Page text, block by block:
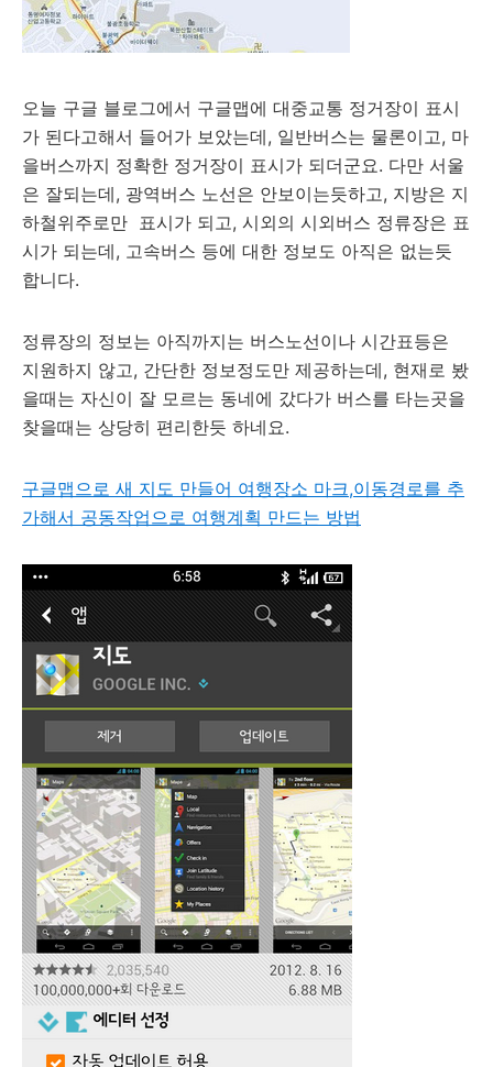
오늘 구글 블로그에서 구글맵에 대중교통 정거장이 표시
가 된다고해서 들어가 보았는데, 일반버스는 물론이고, 마
을버스까지 정확한 정거장이 표시가 되더군요. 다만 서울
은 잘되는데, 광역버스 노선은 안보이는듯하고, 지방은 지
하철위주로만 표시가 되고, 시외의 시외버스 정류장은 표
시가 되는데, 고속버스 등에 대한 정보도 아직은 없는듯
합니다.
정류장의 정보는 아직까지는 버스노선이나 시간표등은
지원하지 않고, 간단한 정보정도만 제공하는데, 현재로 봤
을때는 자신이 잘 모르는 동네에 갔다가 버스를 타는곳을
찾을때는 상당히 편리한듯 하네요.
구글맵으로 새 지도 만들어 여행장소 마크,이동경로를 추
가해서 공동작업으로 여행계획 만드는 방법